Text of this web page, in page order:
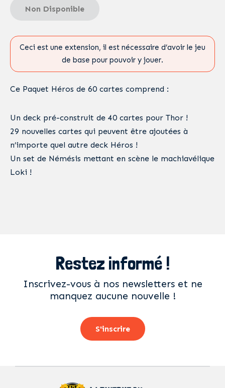
Non Disponible
Ceci est une extension, il est nécessaire d’avoir le jeu
de base pour pouvoir y jouer.
Ce Paquet Héros de 60 cartes comprend :
Un deck pré-construit de 40 cartes pour Thor !
29 nouvelles cartes qui peuvent être ajoutées à
n’importe quel autre deck Héros !
Un set de Némésis mettant en scène le machiavélique
Loki !
Restez informé !
Inscrivez-vous à nos newsletters et ne
manquez aucune nouvelle !
S'inscrire